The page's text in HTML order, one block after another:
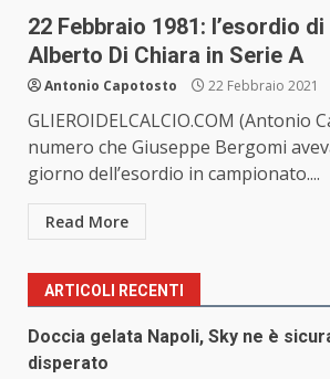
22 Febbraio 1981: l’esordio
Alberto Di Chiara in Serie A
Antonio Capotosto 22 Febbraio 2021
GLIEROIDELCALCIO.COM (Antonio
numero che Giuseppe Bergomi
giorno dell’esordio in campionato....
Read More
ARTICOLI RECENTI
Doccia gelata Napoli, Sky ne è
disperato